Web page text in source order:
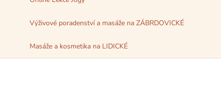
Výživové poradenství a masáže na ZÁBRDOVICKÉ
Masáže a kosmetika na LIDICKÉ